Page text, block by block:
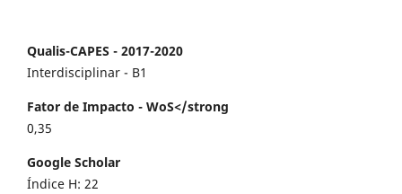
Qualis-CAPES - 2017-2020
Interdisciplinar - B1
Fator de Impacto - WoS</strong
0,35
Google Scholar
Índice H: 22